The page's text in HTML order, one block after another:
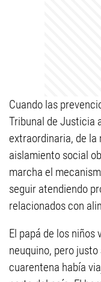
Cuando las
Tribunal de Justicia
extraordinaria, de la
aislamiento social
marcha el
seguir atendiendo
relacionados con
El papá de los
neuquino, pero
cuarentena había